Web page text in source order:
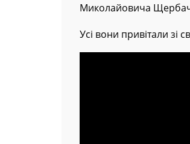
Миколайовича
Усі вони привітали зі